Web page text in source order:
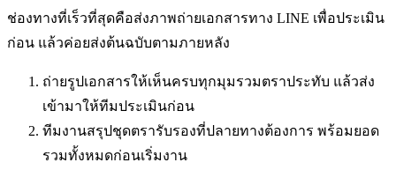
ช่องทางที่เร็วที่สุดคือส่งภาพถ่ายเอกสารทาง LINE เพื่อประเมิน
ก่อน แล้วค่อยส่งต้นฉบับตามภายหลัง
ถ่ายรูปเอกสารให้เห็นครบทุกมุมรวมตราประทับ แล้วส่ง
เข้ามาให้ทีมประเมินก่อน
ทีมงานสรุปชุดตรารับรองที่ปลายทางต้องการ พร้อมยอด
รวมทั้งหมดก่อนเริ่มงาน